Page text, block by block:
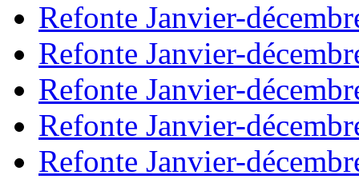
Refonte Janvier-
Refonte Janvier-
Refonte Janvier-
Refonte Janvier-
Refonte Janvier-